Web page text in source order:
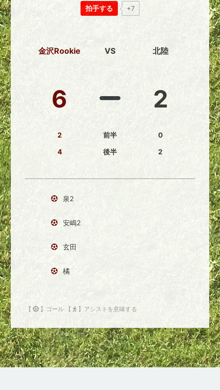
拍手する +7
金沢Rookie
6
2
4
VS
前半
後半
北陸
2
0
2
泉2
安嶋2
玄田
橘
【 】ゴール 【 】アシストを意味する